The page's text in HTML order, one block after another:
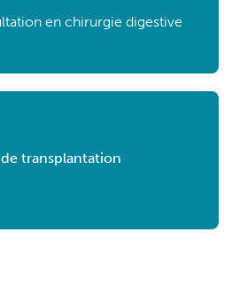
en chirurgie digestive
transplantation